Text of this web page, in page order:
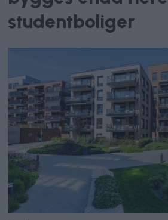
studentboliger